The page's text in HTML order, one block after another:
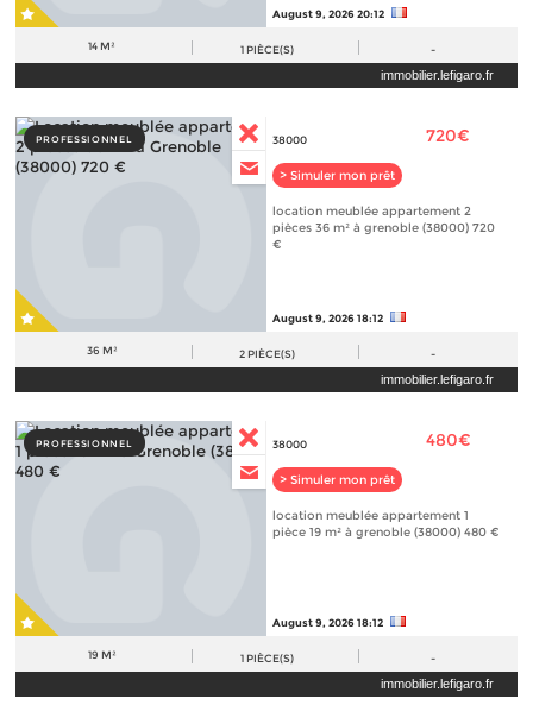
August 9, 2026 20:12
14 M² 1 PIÈCE(S) -
immobilier.lefigaro.fr
PROFESSIONNEL 38000
> Simuler mon prêt
720€
location meublée appartement 2
pièces 36 m² à grenoble (38000) 720
€
August 9, 2026 18:12
36 M² 2 PIÈCE(S) -
immobilier.lefigaro.fr
PROFESSIONNEL 38000
> Simuler mon prêt
480€
location meublée appartement 1
pièce 19 m² à grenoble (38000) 480 €
August 9, 2026 18:12
19 M² 1 PIÈCE(S) -
immobilier.lefigaro.fr